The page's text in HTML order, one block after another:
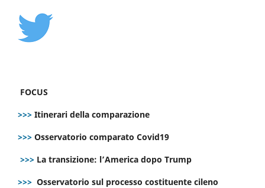
FOCUS
>>> Itinerari della comparazione
>>> Osservatorio comparato Covid19
>>> La transizione: l’America dopo Trump
>>> Osservatorio sul processo costituente cileno